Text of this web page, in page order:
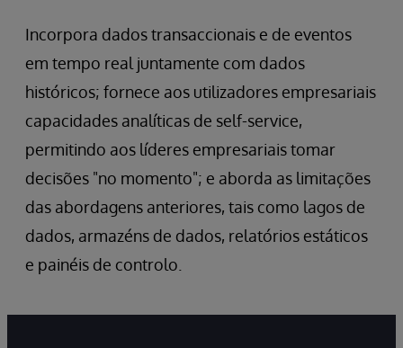
Incorpora dados transaccionais e de eventos
em tempo real juntamente com dados
históricos; fornece aos utilizadores empresariais
capacidades analíticas de self-service,
permitindo aos líderes empresariais tomar
decisões "no momento"; e aborda as limitações
das abordagens anteriores, tais como lagos de
dados, armazéns de dados, relatórios estáticos
e painéis de controlo.